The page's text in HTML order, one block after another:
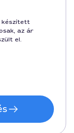
készített
az ár
el.